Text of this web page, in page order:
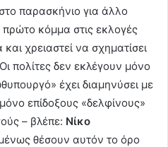
παρασκήνιο για άλλο
κόμμα στις εκλογές
χρειαστεί να σχηματίσει
πολίτες δεν εκλέγουν μόνο
έχει διαμηνύσει με
επίδοξους «δελφίνους»
– βλέπε: Νίκο
θέσουν αυτόν το όρο